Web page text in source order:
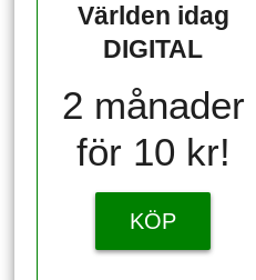
Världen idag
DIGITAL
2 månader
för 10 kr!
KÖP